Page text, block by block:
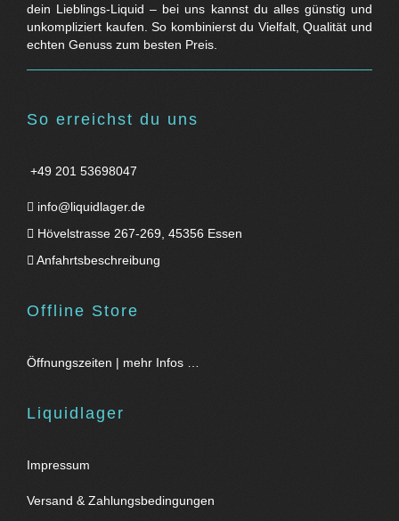
dein Lieblings-Liquid – bei uns kannst du alles günstig und
unkompliziert kaufen. So kombinierst du Vielfalt, Qualität und
echten Genuss zum besten Preis.
So erreichst du uns
+49 201 53698047
info@liquidlager.de
Hövelstrasse 267-269, 45356 Essen
Anfahrtsbeschreibung
Offline Store
Öffnungszeiten | mehr Infos …
Liquidlager
Impressum
Versand & Zahlungsbedingungen